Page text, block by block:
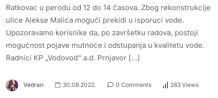
Ratkovac u perodu od 12 do 14 časova. Zbog rekonstrukcije
ulice Alekse Malića mogući prekidi u isporuci vode.
Upozoravamo korisnike da, po završetku radova, postoji
mogućnost pojave mutnoće i odstupanja u kvalitetu vode.
Radnici KP „Vodovod“ a.d. Prnjavor […]
Vedran 30.09.2022. 0 Comments 263 Views